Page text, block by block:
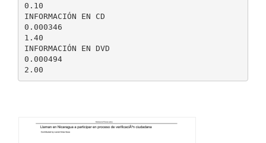
0.10
INFORMACIÓN EN CD
0.000346
1.40
INFORMACIÓN EN DVD
0.000494